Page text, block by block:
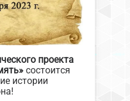
проекта
состоится
истории